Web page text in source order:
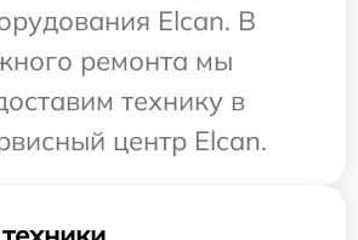
Elcan. В
ремонта мы
технику в
центр Elcan.